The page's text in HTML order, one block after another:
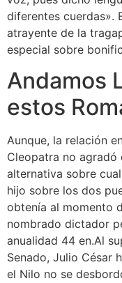
diferentes cuerdas».
atrayente de la
especial sobre
Andamos
estos
Aunque, la relación
Cleopatra no agradó
alternativa sobre
hijo sobre los dos
obtenía al momento
nombrado dictador
anualidad 44 en.Al
Senado, Julio César
el Nilo no se